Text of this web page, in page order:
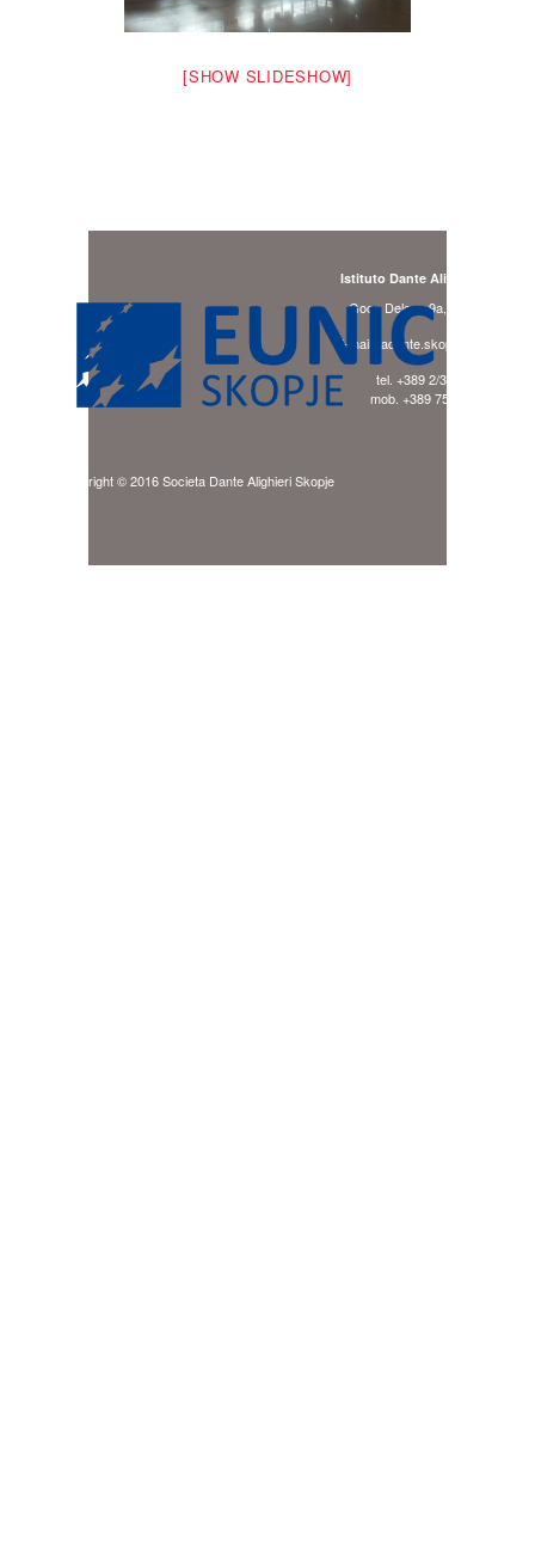
[SHOW SLIDESHOW]
Istituto Dante Alighieri Skopje
Goce Delcev 9a, 1000 Skopje
E-mail: ladante.skopje@gmail.com
tel. +389 2/3240 494
mob. +389 75/941 276
Copyright © 2016 Societa Dante Alighieri Skopje